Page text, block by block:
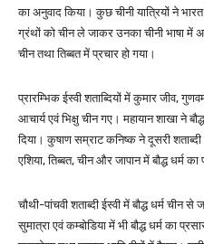
का अनुवाद किया। कुछ चीनी यात्रियों ने
ग्रंथों को चीन ले जाकर उनका चीनी भाषा में
चीन तथा तिब्बत में प्रचार हो गया।
प्रारम्भिक ईस्वी शताब्दियों में कुमार जीव,
आचार्य एवं भिक्षु चीन गए। महायान शाखा ने
दिया। कुषाण सम्राट कनिष्क ने दूसरी शताब्दी
एशिया, तिब्बत, चीन और जापान में बौद्ध धर्म का
चौथी-पांचवी शताब्दी ईस्वी में बौद्ध धर्म चीन
सुमात्रा एवं कम्बोडिया में भी बौद्ध धर्म का